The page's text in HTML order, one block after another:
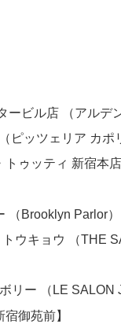
ービル店 （アルデ
ッツェリア カポ
ゥッティ 新宿本
（Brooklyn Parlor）
ウキョウ （THE
リー （LE SALON
御苑前】